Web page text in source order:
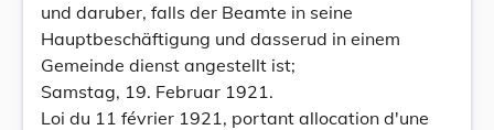
und daruber, falls der Beamte in seine
Hauptbeschäftigung und dasserud in einem
Gemeinde dienst angestellt ist;
Samstag, 19. Februar 1921.
Loi du 11 février 1921, portant allocation d'une